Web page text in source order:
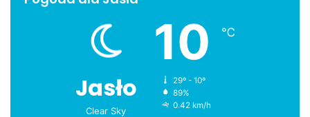
Jasło
Clear Sky
10 ℃
29º - 10º
89%
0.42 km/h